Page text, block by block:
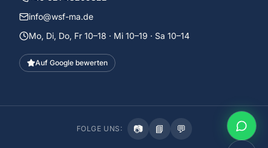
info@wsf-ma.de
Mo, Di, Do, Fr 10–18 · Mi 10–19 · Sa 10–14
Auf Google bewerten
FOLGE UNS: 📷 📘 💬